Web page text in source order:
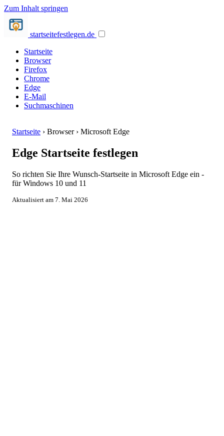
Zum Inhalt springen
startseitefestlegen.de
Startseite
Browser
Firefox
Chrome
Edge
E-Mail
Suchmaschinen
Startseite › Browser › Microsoft Edge
Edge Startseite festlegen
So richten Sie Ihre Wunsch-Startseite in Microsoft Edge ein -
für Windows 10 und 11
Aktualisiert am 7. Mai 2026